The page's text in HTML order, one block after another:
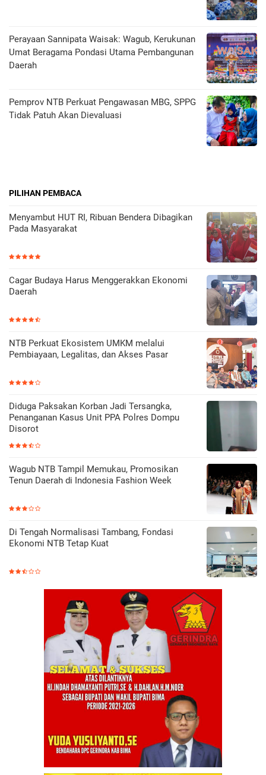
Perayaan Sannipata Waisak: Wagub, Kerukunan
Umat Beragama Pondasi Utama Pembangunan
Daerah
Pemprov NTB Perkuat Pengawasan MBG, SPPG
Tidak Patuh Akan Dievaluasi
PILIHAN PEMBACA
Menyambut HUT RI, Ribuan Bendera Dibagikan
Pada Masyarakat
Cagar Budaya Harus Menggerakkan Ekonomi
Daerah
NTB Perkuat Ekosistem UMKM melalui
Pembiayaan, Legalitas, dan Akses Pasar
Diduga Paksakan Korban Jadi Tersangka,
Penanganan Kasus Unit PPA Polres Dompu
Disorot
Wagub NTB Tampil Memukau, Promosikan
Tenun Daerah di Indonesia Fashion Week
Di Tengah Normalisasi Tambang, Fondasi
Ekonomi NTB Tetap Kuat